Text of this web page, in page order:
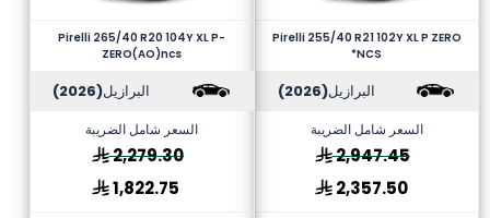
Pirelli 255/40 R21 102Y XL P ZERO
*NCS
البرازيل(2026)
السعر شامل الضريبة
2,947.45
2,357.50
Pirelli 265/40 R20 104Y XL P-
ZERO(AO)ncs
البرازيل(2026)
السعر شامل الضريبة
2,279.30
1,822.75